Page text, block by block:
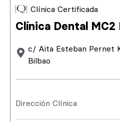
Clínica Certificada
Clínica Dental MC2
c/ Aita Esteban Pernet
Bilbao
Dirección Clínica